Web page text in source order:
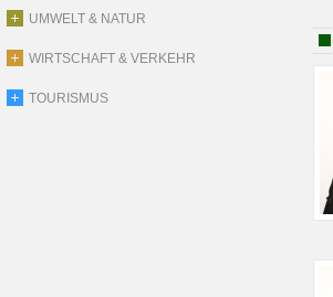
UMWELT & NATUR
WIRTSCHAFT & VERKEHR
TOURISMUS